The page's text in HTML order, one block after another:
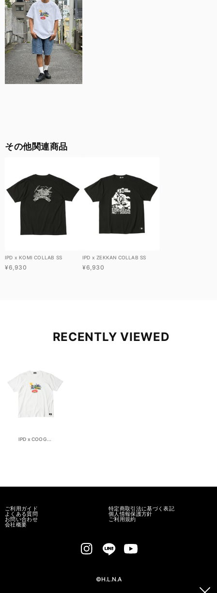
その他関連商品
IPD x KOMI COLLAB SS
¥6,930
IPD x ZEKKAN COLLAB SS
¥6,930
RECENTLY VIEWED
IPD x COOG...
ご利用ガイド
よくある質問
お問い合わせ
会社概要
特定商取引法に基づく表記
個人情報保護方針
ご利用規約
©H.L.N.A